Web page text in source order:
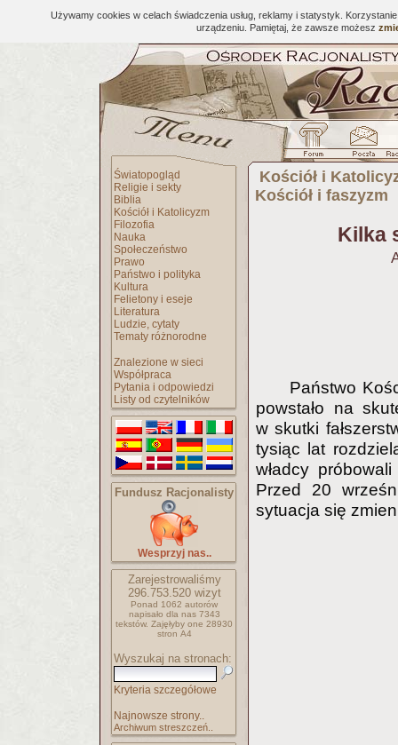
Używamy cookies w celach świadczenia usług, reklamy i statystyk.
urządzeniu. Pamiętaj, że zawsze możesz
Światopogląd
Religie i sekty
Biblia
Kościół i Katolicyzm
Filozofia
Nauka
Społeczeństwo
Prawo
Państwo i polityka
Kultura
Felietony i eseje
Literatura
Ludzie, cytaty
Tematy różnorodne
Znalezione w sieci
Współpraca
Pytania i odpowiedzi
Listy od czytelników
Fundusz Racjonalisty
Wesprzyj nas..
Zarejestrowaliśmy
296.753.520wizyt
Ponad 1062 autorów
napisało dla nas 7343
tekstów. Zajęłyby one 28930
stron A4
Wyszukaj na stronach:
Kryteria szczegółowe
Najnowsze strony..
Archiwum streszczeń..
Kościół i
Kościół i faszyzm
Kilka
Państwo
powstało na
w skutki
tysiąc lat
władcy
Przed 20
sytuacja się